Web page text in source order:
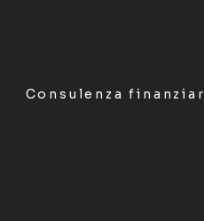
Consulenza